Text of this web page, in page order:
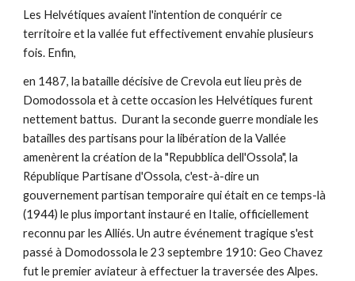
Les Helvétiques avaient l'intention de conquérir ce
territoire et la vallée fut effectivement envahie plusieurs
fois. Enfin,
en 1487, la bataille décisive de Crevola eut lieu près de
Domodossola et à cette occasion les Helvétiques furent
nettement battus. Durant la seconde guerre mondiale les
batailles des partisans pour la libération de la Vallée
amenèrent la création de la "Repubblica dell'Ossola", la
République Partisane d'Ossola, c'est-à-dire un
gouvernement partisan temporaire qui était en ce temps-là
(1944) le plus important instauré en Italie, officiellement
reconnu par les Alliés. Un autre événement tragique s'est
passé à Domodossola le 23 septembre 1910: Geo Chavez
fut le premier aviateur à effectuer la traversée des Alpes.